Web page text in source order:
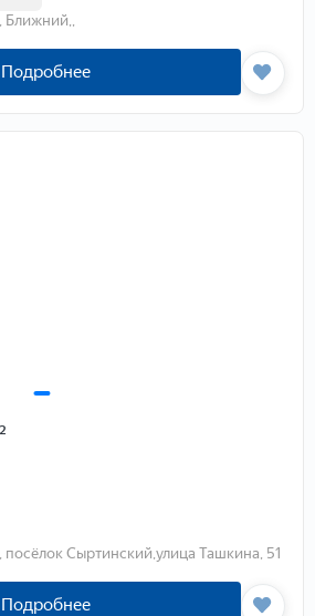
Ближний,,
Подробнее
посёлок Сыртинский,улица Ташкина, 51
Подробнее